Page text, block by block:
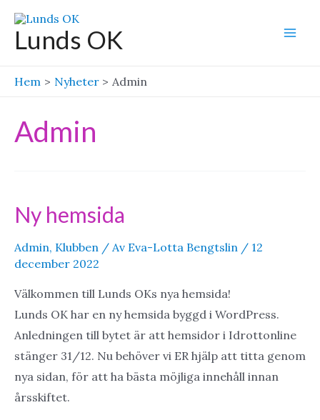
Hoppa
innehåll
Lunds OK
Hem Nyheter Admin
Admin
Ny hemsida
Admin, Klubben / Av Eva-Lotta Bengtslin / 12
december 2022
Välkommen till Lunds OKs nya hemsida!
Lunds OK har en ny hemsida byggd i WordPress.
Anledningen till bytet är att hemsidor i Idrottonline
stänger 31/12. Nu behöver vi ER hjälp att titta genom
nya sidan, för att ha bästa möjliga innehåll innan
årsskiftet.